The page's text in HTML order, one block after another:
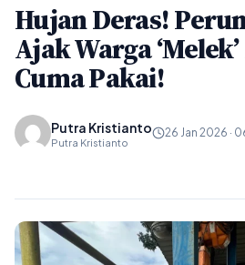
Hujan Deras!
Ajak Warga
Cuma Pakai!
Putra Kristianto
Putra Kristianto
26 Jan 2026 ·